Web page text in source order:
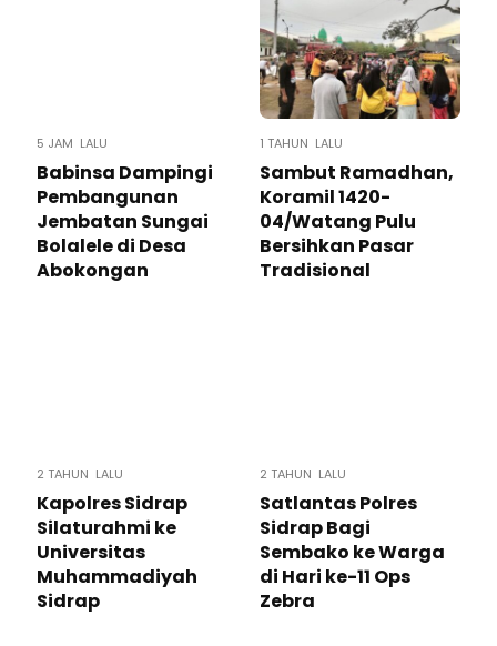
5 JAM LALU
Babinsa Dampingi
Pembangunan
Jembatan Sungai
Bolalele di Desa
Abokongan
1 TAHUN LALU
Sambut Ramadhan,
Koramil 1420-
04/Watang Pulu
Bersihkan Pasar
Tradisional
2 TAHUN LALU
Kapolres Sidrap
Silaturahmi ke
Universitas
Muhammadiyah
Sidrap
2 TAHUN LALU
Satlantas Polres
Sidrap Bagi
Sembako ke Warga
di Hari ke-11 Ops
Zebra